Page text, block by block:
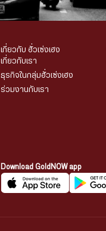
เกี่ยวกับ ฮั่วเซ่งเฮง
เกี่ยวกับเรา
ธุรกิจในกลุ่มฮั่วเซ่งเฮง
ร่วมงานกับเรา
Download GoldNOW app